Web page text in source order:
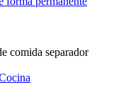
comida separador